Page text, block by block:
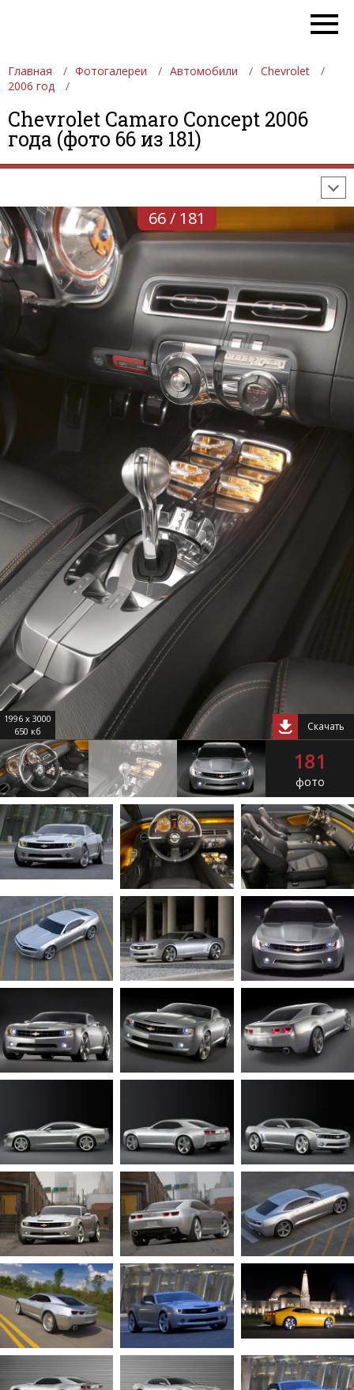
Главная Фотогалереи Автомобили
Chevrolet
2006 год
Chevrolet Camaro Concept 2006
года (фото 66 из 181)
ФОТОГАЛЕРЕИ АВТОМОБИЛИ
ДЕВУШКИ
АВТОСАЛОНЫ
ФОРМУЛА-1
66 / 181
1996 x 3000
650 кб
Скачать
181
фото